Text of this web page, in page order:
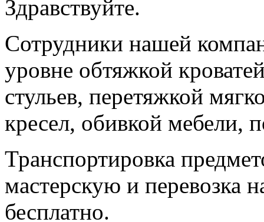
Здравствуйте.
Сотрудники нашей
уровне обтяжкой
стульев, перетяжкой
кресел, обивкой мебели,
Транспортировка
мастерскую и перевозка
бесплатно.